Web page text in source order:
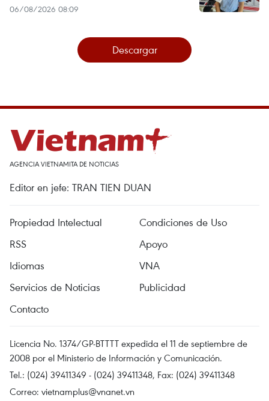
06/08/2026 08:09
Descargar
AGENCIA VIETNAMITA DE NOTICIAS
Editor en jefe: TRAN TIEN DUAN
Propiedad Intelectual
Condiciones de Uso
RSS
Apoyo
Idiomas
VNA
Servicios de Noticias
Publicidad
Contacto
Licencia No. 1374/GP-BTTTT expedida el 11 de septiembre de
2008 por el Ministerio de Información y Comunicación.
Tel.: (024) 39411349 - (024) 39411348, Fax: (024) 39411348
Correo: vietnamplus@vnanet.vn